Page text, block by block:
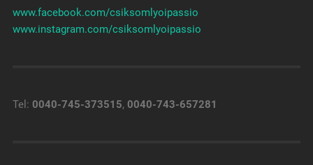
www.facebook.com/csiksomlyoipassio
www.instagram.com/csiksomlyoipassio
Tel: 0040-745-373515, 0040-743-657281